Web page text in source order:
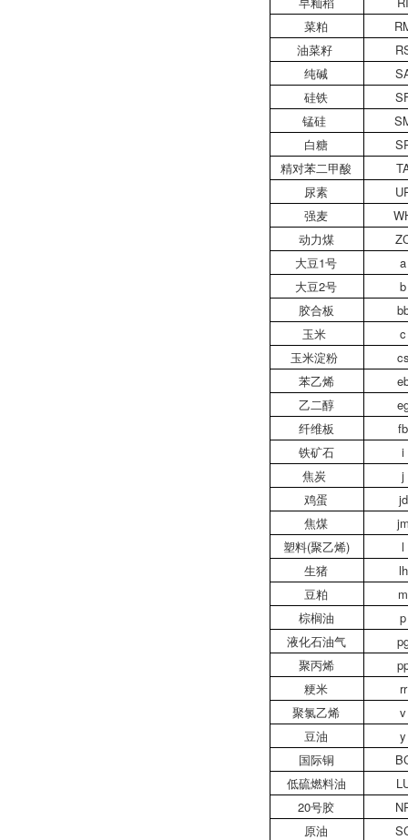
菜粕
油菜籽
纯碱
硅铁
锰硅
白糖
精对苯二甲酸
尿素
强麦
动力煤
大豆1号
a
大豆2号
b
胶合板
玉米
c
玉米淀粉
苯乙烯
乙二醇
纤维板
fb
铁矿石
i
焦炭
j
鸡蛋
jd
焦煤
塑料(聚乙烯)
l
生猪
lh
豆粕
m
棕榈油
p
液化石油气
聚丙烯
粳米
rr
聚氯乙烯
v
豆油
y
国际铜
低硫燃料油
20号胶
原油